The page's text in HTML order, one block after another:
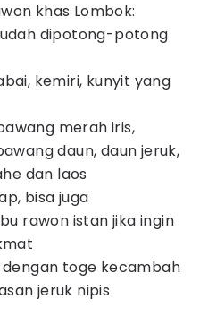
khas Lombok:
dipotong-potong
kemiri, kunyit yang
merah iris,
daun, daun jeruk,
dan laos
bisa juga
rawon istan jika ingin
toge kecambah
jeruk nipis